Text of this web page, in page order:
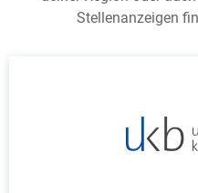
Stellenanzeigen